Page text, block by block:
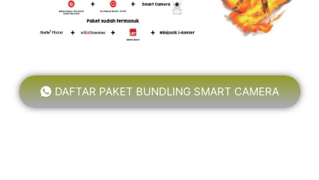
DAFTAR PAKET BUNDLING SMART CAMERA